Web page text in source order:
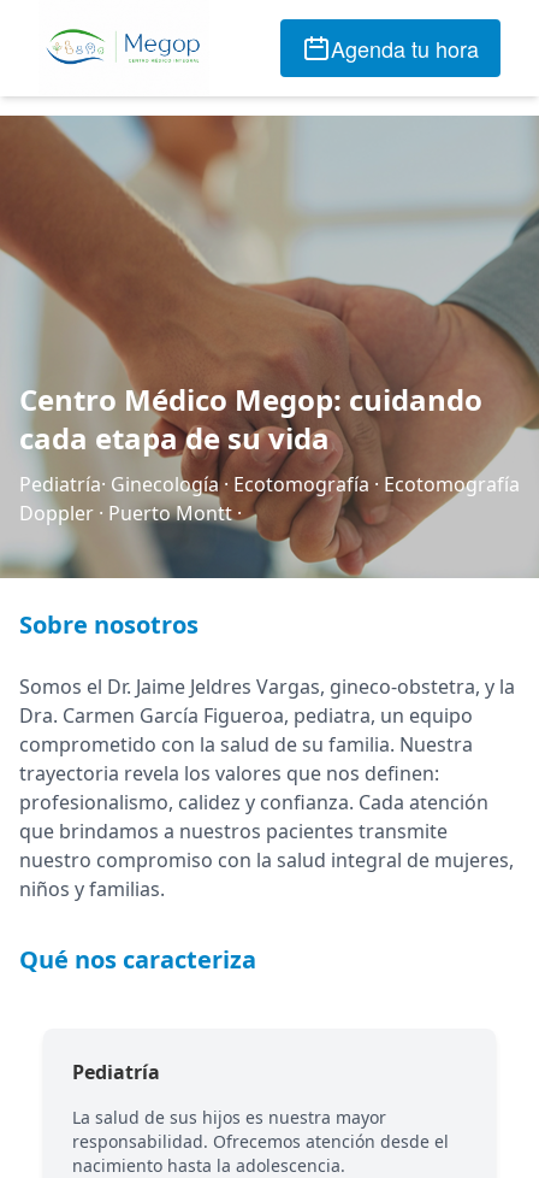
Agenda tu hora
Centro Médico Megop: cuidando
cada etapa de su vida
Pediatría· Ginecología · Ecotomografía · Ecotomografía
Doppler · Puerto Montt ·
Sobre nosotros
Somos el Dr. Jaime Jeldres Vargas, gineco-obstetra, y la
Dra. Carmen García Figueroa, pediatra, un equipo
comprometido con la salud de su familia. Nuestra
trayectoria revela los valores que nos definen:
profesionalismo, calidez y confianza. Cada atención
que brindamos a nuestros pacientes transmite
nuestro compromiso con la salud integral de mujeres,
niños y familias.
Qué nos caracteriza
Pediatría
La salud de sus hijos es nuestra mayor
responsabilidad. Ofrecemos atención desde el
nacimiento hasta la adolescencia.